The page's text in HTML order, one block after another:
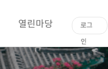
열린마당
로그
인